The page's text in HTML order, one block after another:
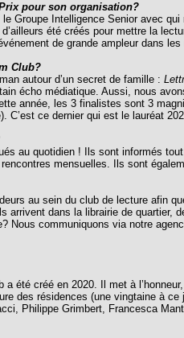
pour son organisation?
Groupe Intelligence Senior avec
été créés pour mettre la
de grande ampleur dans les
Club?
autour d’un secret de famille :
écho médiatique. Aussi, nous
année, les 3 finalistes sont 3
C’est ce dernier qui est le lauréat
au quotidien ! Ils sont informés
mensuelles. Ils sont
au sein du club de lecture afin
arrivent dans la librairie de
communiquons via notre
a été créé en 2020. Il met à
des résidences (une vingtaine à
Philippe Grimbert, Francesca